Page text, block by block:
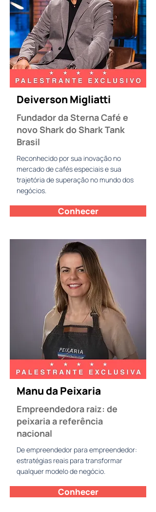
Deiverson Migliatti
Fundador da Sterna Café e
novo Shark do Shark Tank
Brasil
Reconhecido por sua inovação no
mercado de cafés especiais e sua
trajetória de superação no mundo dos
negócios.
Conhecer
Manu da Peixaria
Empreendedora raiz: de
peixaria a referência
nacional
De empreendedor para empreendedor:
estratégias reais para transformar
qualquer modelo de negócio.
Conhecer